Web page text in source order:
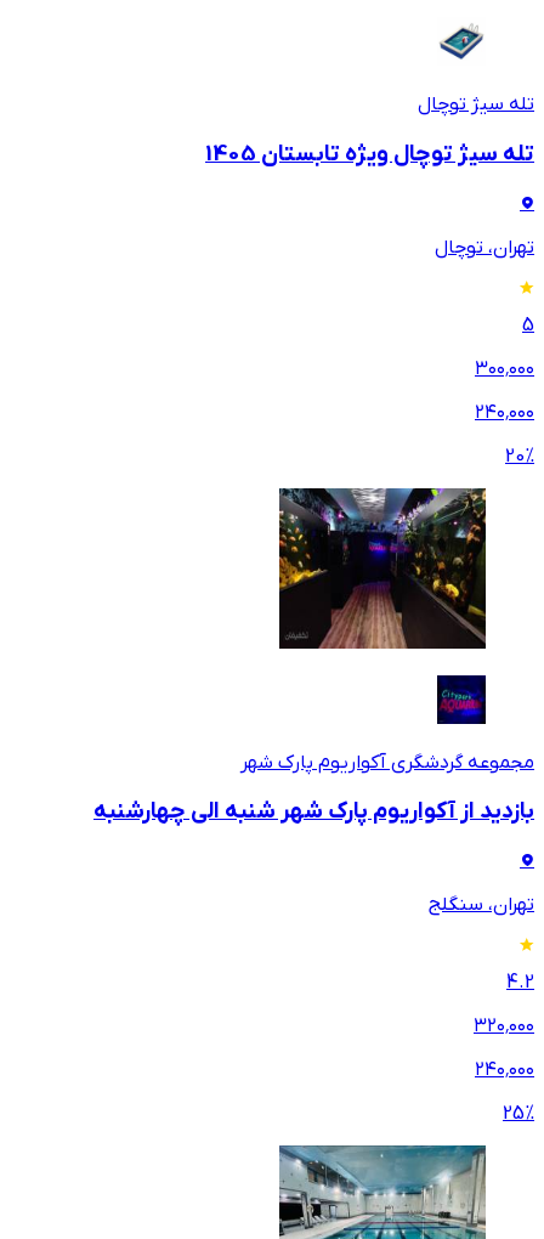
تله سیژ توچال
تله سیژ توچال ویژه تابستان 1405
تهران، توچال
5
۳۰۰٬۰۰۰
۲۴۰٬۰۰۰
20%
مجموعه گردشگری آکواریوم پارک شهر
بازدید از آکواریوم پارک شهر شنبه الی چهارشنبه
تهران، سنگلج
4.2
۳۲۰٬۰۰۰
۲۴۰٬۰۰۰
25%